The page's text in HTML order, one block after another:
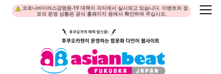
코로나바이러스감염증-19 대책이 각지에서 실시되고 있습니다. 이벤트와 점
포의 운영 상황은 공식 홈페이지 등에서 확인하여 주십시오.